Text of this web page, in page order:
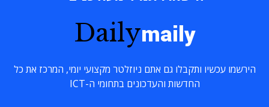
Dailymaily
הירשמו עכשיו ותקבלו גם אתם ניוזלטר מקצועי יומי, המרכז את כל
החדשות והעדכונים בתחומי ה-ICT